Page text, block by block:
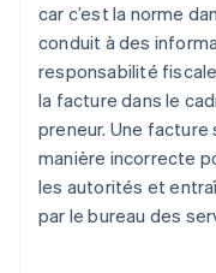
car c’est la norme
conduit à des
responsabilité
la facture dans le
preneur. Une facture
manière incorrecte
les autorités et
par le bureau des